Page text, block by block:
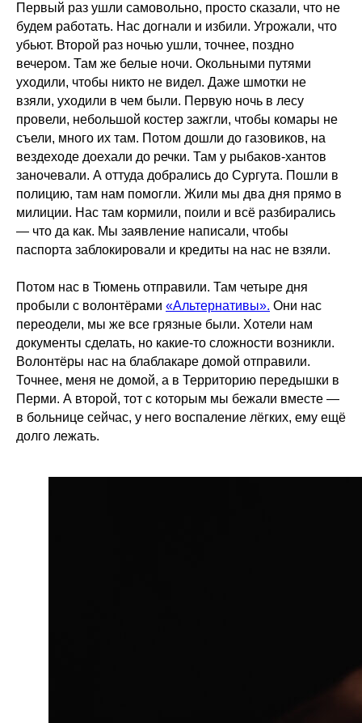
Первый раз ушли самовольно, просто сказали, что не
будем работать. Нас догнали и избили. Угрожали, что
убьют. Второй раз ночью ушли, точнее, поздно
вечером. Там же белые ночи. Окольными путями
уходили, чтобы никто не видел. Даже шмотки не
взяли, уходили в чем были. Первую ночь в лесу
провели, небольшой костер зажгли, чтобы комары не
съели, много их там. Потом дошли до газовиков, на
вездеходе доехали до речки. Там у рыбаков-хантов
заночевали. А оттуда добрались до Сургута. Пошли в
полицию, там нам помогли. Жили мы два дня прямо в
милиции. Нас там кормили, поили и всё разбирались
— что да как. Мы заявление написали, чтобы
паспорта заблокировали и кредиты на нас не взяли.
Потом нас в Тюмень отправили. Там четыре дня
пробыли с волонтёрами «Альтернативы». Они нас
переодели, мы же все грязные были. Хотели нам
документы сделать, но какие-то сложности возникли.
Волонтёры нас на блаблакаре домой отправили.
Точнее, меня не домой, а в Территорию передышки в
Перми. А второй, тот с которым мы бежали вместе —
в больнице сейчас, у него воспаление лёгких, ему ещё
долго лежать.